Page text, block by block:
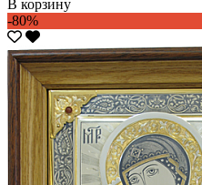
В корзину
-80%